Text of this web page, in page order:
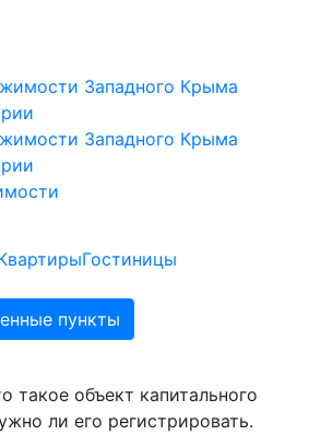
Гостиницы
пункты
такое объект капитального
ли его регистрировать.